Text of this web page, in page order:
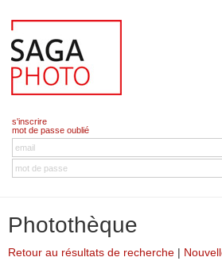
s'inscrire
mot de passe oublié
Photothèque
Retour au résultats de recherche |